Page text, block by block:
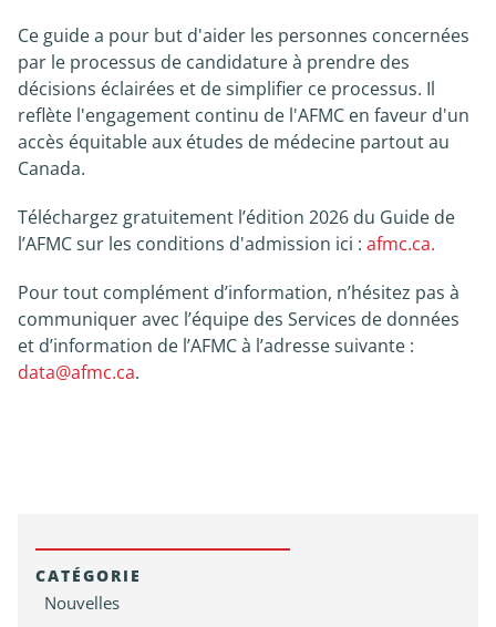
CATÉGORIE
Nouvelles
Ce guide a pour but d'aider les personnes concernées
par le processus de candidature à prendre des
décisions éclairées et de simplifier ce processus. Il
reflète l'engagement continu de l'AFMC en faveur d'un
accès équitable aux études de médecine partout au
Canada.
Téléchargez gratuitement l’édition 2026 du Guide de
l’AFMC sur les conditions d'admission ici : afmc.ca.
Pour tout complément d’information, n’hésitez pas à
communiquer avec l’équipe des Services de données
et d’information de l’AFMC à l’adresse suivante :
data@afmc.ca.